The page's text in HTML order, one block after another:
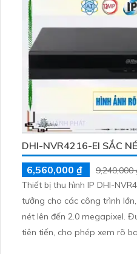
DHI-NVR4216-EI SẮC
6,560,000 ₫
9,240,000
Thiết bị thu hình IP DHI-
tưởng cho các công trình
nét lên đến 2.0 megapixel. Được trang bị công nghệ IP
tiên tiến, cho phép xem rõ